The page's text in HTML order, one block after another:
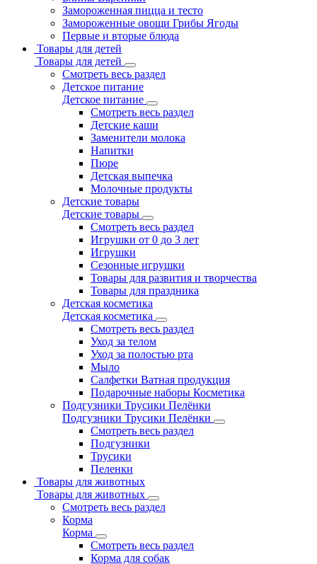
Замороженная пицца и тесто
Замороженные овощи Грибы Ягоды
Первые и вторые блюда
Товары для детей
Товары для детей
Смотреть весь раздел
Детское питание
Детское питание
Смотреть весь раздел
Детские каши
Заменители молока
Напитки
Пюре
Детская выпечка
Молочные продукты
Детские товары
Детские товары
Смотреть весь раздел
Игрушки от 0 до 3 лет
Игрушки
Сезонные игрушки
Товары для развития и творчества
Товары для праздника
Детская косметика
Детская косметика
Смотреть весь раздел
Уход за телом
Уход за полостью рта
Мыло
Салфетки Ватная продукция
Подарочные наборы Косметика
Подгузники Трусики Пелёнки
Подгузники Трусики Пелёнки
Смотреть весь раздел
Подгузники
Трусики
Пеленки
Товары для животных
Товары для животных
Смотреть весь раздел
Корма
Корма
Смотреть весь раздел
Корма для собак